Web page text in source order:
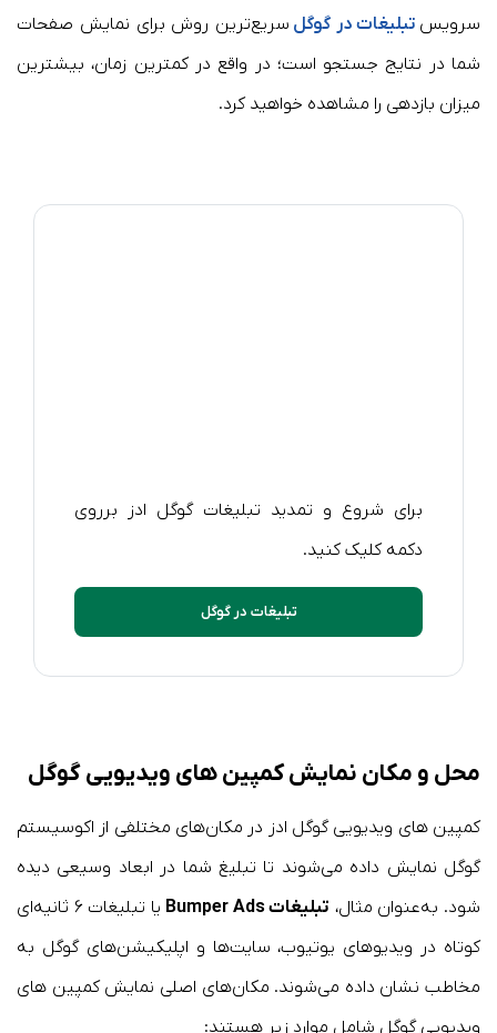
سرویس تبلیغات در گوگل سریع‌ترین روش برای نمایش صفحات
شما در نتایج جستجو است؛ در واقع در کمترین زمان، بیشترین
میزان بازدهی را مشاهده خواهید کرد.
برای شروع و تمدید تبلیغات گوگل ادز برروی
دکمه کلیک کنید.
تبلیغات در گوگل
محل و مکان نمایش کمپین های ویدیویی گوگل
کمپین های ویدیویی گوگل ادز در مکان‌های مختلفی از اکوسیستم
گوگل نمایش داده می‌شوند تا تبلیغ شما در ابعاد وسیعی دیده
شود. به‌عنوان مثال، تبلیغات Bumper Ads
یا تبلیغات ۶ ثانیه‌ای
کوتاه در ویدیوهای یوتیوب، سایت‌ها و اپلیکیشن‌های گوگل به
مخاطب نشان داده می‌شوند. مکان‌های اصلی نمایش کمپین های
ویدیویی گوگل شامل موارد زیر هستند: